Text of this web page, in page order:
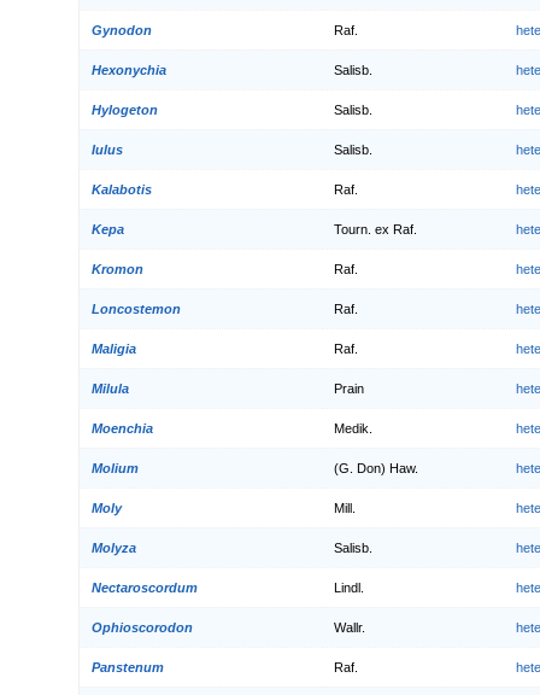
Gynodon Raf.
Hexonychia Salisb.
Hylogeton Salisb.
Iulus Salisb.
Kalabotis Raf.
Kepa Tourn. ex Raf.
Kromon Raf.
Loncostemon Raf.
Maligia Raf.
Milula Prain
Moenchia Medik.
Molium (G. Don) Haw.
Moly Mill.
Molyza Salisb.
Nectaroscordum Lindl.
Ophioscorodon Wallr.
Panstenum Raf.